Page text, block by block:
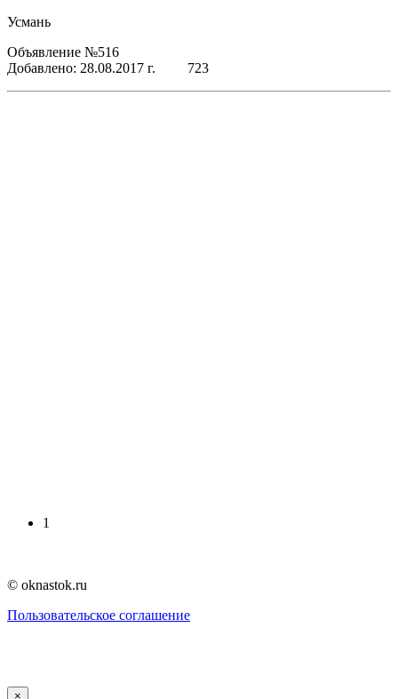
Усмань
Объявление №516
Добавлено: 28.08.2017 г.
723
1
© oknastok.ru
Пользовательское соглашение
×